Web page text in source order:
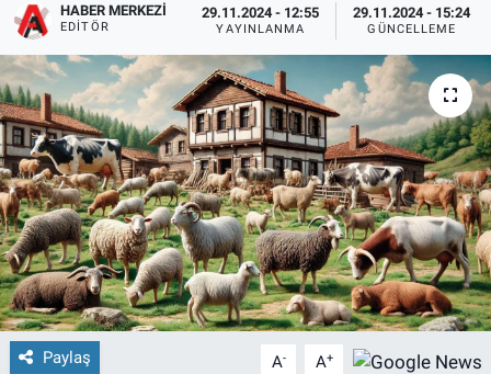
HABER MERKEZI
EDITÖR
29.11.2024 - 12:55
YAYINLANMA
29.11.2024 - 15:24
GÜNCELLEME
Paylaş A- A+